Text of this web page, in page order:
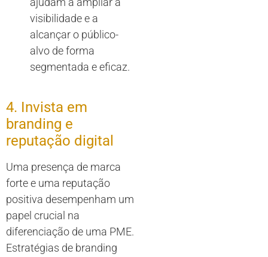
visibilidade e a
alcançar o público-
alvo de forma
segmentada e eficaz.
4. Invista em
branding e
reputação digital
Uma presença de marca
forte e uma reputação
positiva desempenham um
papel crucial na
diferenciação de uma PME.
Estratégias de branding